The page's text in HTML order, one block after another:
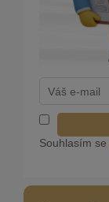
Souhlasím se